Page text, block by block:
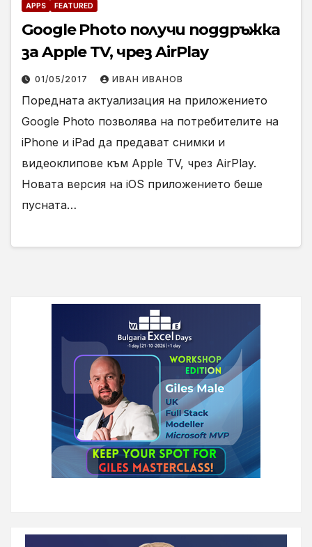
APPS FEATURED
Google Photo получи поддръжка
за Apple TV, чрез AirPlay
01/05/2017 ИВАН ИВАНОВ
Поредната актуализация на приложението
Google Photo позволява на потребителите на
iPhone и iPad да предават снимки и
видеоклипове към Apple TV, чрез AirPlay.
Новата версия на iOS приложението беше
пусната…